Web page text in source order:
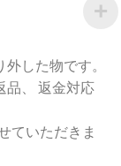
した物です。
品、 返金対応
ていただきま